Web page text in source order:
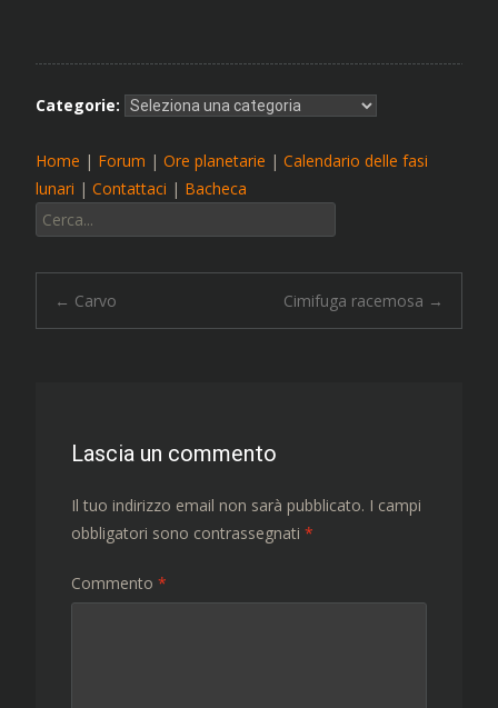
Categorie:
Home | Forum | Ore planetarie | Calendario delle fasi
lunari | Contattaci | Bacheca
Cerca:
Navigazione
← Carvo Cimifuga racemosa →
Lascia un commento
Il tuo indirizzo email non sarà pubblicato. I campi
obbligatori sono contrassegnati *
Commento *